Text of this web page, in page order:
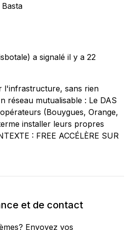
a signalé il y a 22
l'infrastructure, sans rien
réseau mutualisable : Le DAS
(Bouygues, Orange,
installer leurs propres
: FREE ACCÉLÈRE SUR
et de contact
Envoyez vos